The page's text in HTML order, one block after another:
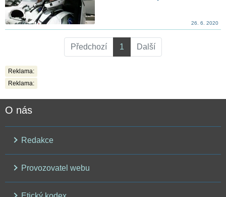
26. 6. 2020
Předchozí 1 Další
Reklama:
Reklama:
O nás
Redakce
Provozovatel webu